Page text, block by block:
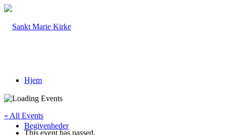
Hjem
Begivenheder
« All Events
This event has passed.